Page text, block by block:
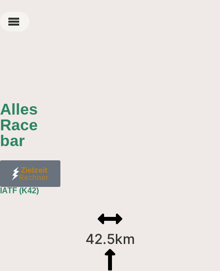
Alles
Race
bar
Zielzeit
Rechner
IATF (K42)
42.5km